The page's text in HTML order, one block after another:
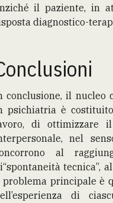
il paziente, in
diagnostico-
conclusione, il nucleo
psichiatria è
di ottimizzare il
nel
al
tecnica”,
problema principale è
di